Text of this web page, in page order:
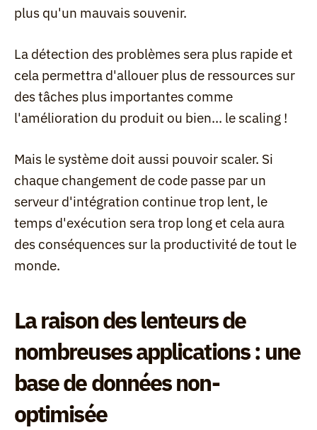
plus qu'un mauvais souvenir.
La détection des problèmes sera plus rapide et
cela permettra d'allouer plus de ressources sur
des tâches plus importantes comme
l'amélioration du produit ou bien... le scaling !
Mais le système doit aussi pouvoir scaler. Si
chaque changement de code passe par un
serveur d'intégration continue trop lent, le
temps d'exécution sera trop long et cela aura
des conséquences sur la productivité de tout le
monde.
La raison des lenteurs de
nombreuses applications : une
base de données non-
optimisée